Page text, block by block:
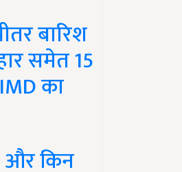
बारिश
समेत 15
का
और किन